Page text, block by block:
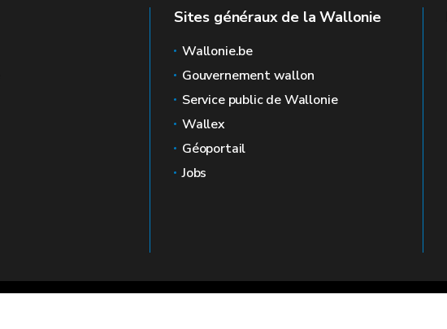
Sites généraux de la Wallonie
Wallonie.be
Gouvernement wallon
Service public de Wallonie
Wallex
Géoportail
Jobs